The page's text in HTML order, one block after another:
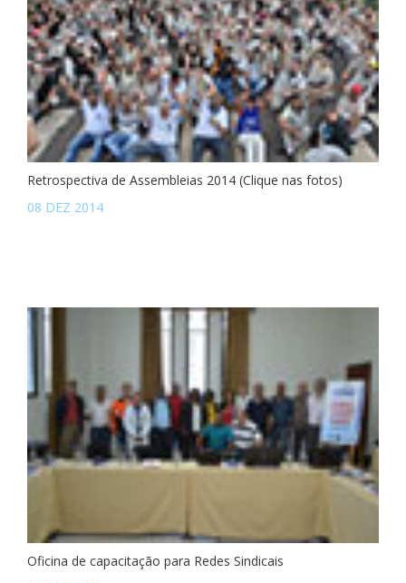
Retrospectiva de Assembleias 2014 (Clique nas fotos)
08 DEZ 2014
Oficina de capacitação para Redes Sindicais